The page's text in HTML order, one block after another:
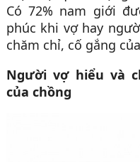
Có 72% nam giới
phúc khi vợ hay
chăm chỉ, cố gắng
Người vợ hiểu và
của chồng